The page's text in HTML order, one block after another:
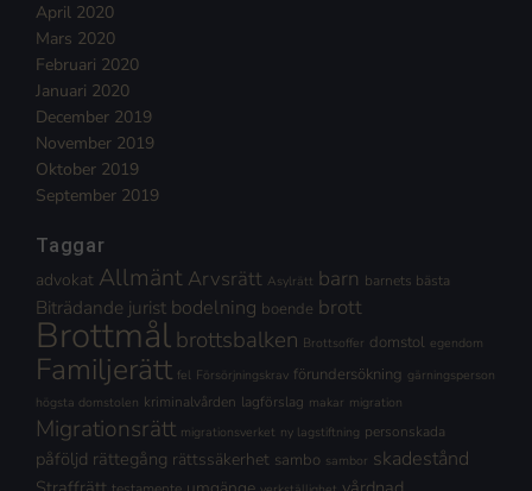
April 2020
Mars 2020
Februari 2020
Januari 2020
December 2019
November 2019
Oktober 2019
September 2019
Taggar
advokat Allmänt Arvsrätt Asylrätt barn barnets bästa
Biträdande jurist bodelning boende brott
Brottmålbrottsbalken Brottsoffer domstol egendom
Familjerätt fel Försörjningskrav förundersökning gärningsperson
högsta domstolen kriminalvården lagförslag makar migration
Migrationsrätt migrationsverket ny lagstiftning personskada
påföljd rättegång rättssäkerhet sambo sambor skadestånd